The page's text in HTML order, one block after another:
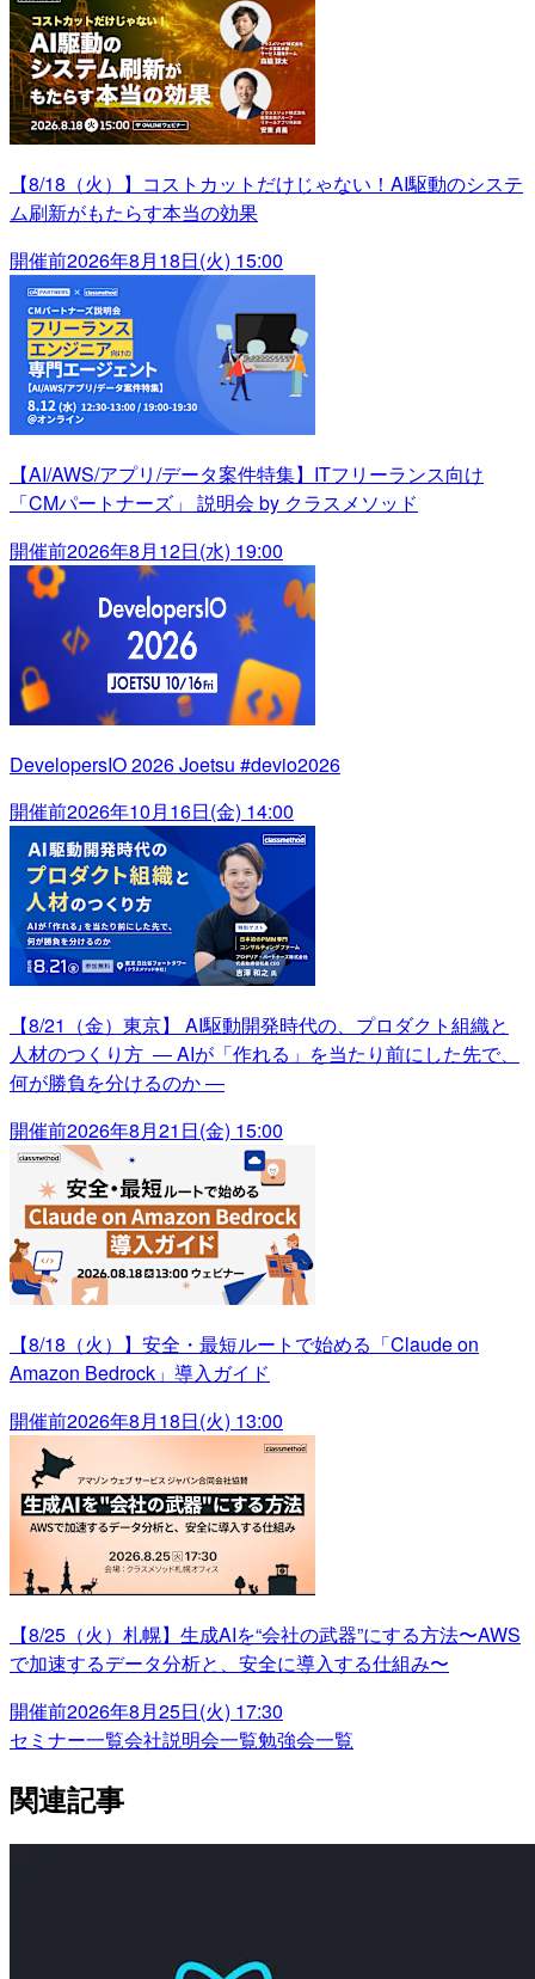
【8/18（火）】コストカットだけじゃない！AI駆動のシステ
ム刷新がもたらす本当の効果
開催前2026年8月18日(火) 15:00
【AI/AWS/アプリ/データ案件特集】ITフリーランス向け
「CMパートナーズ」 説明会 by クラスメソッド
開催前2026年8月12日(水) 19:00
DevelopersIO 2026 Joetsu #devio2026
開催前2026年10月16日(金) 14:00
【8/21（金）東京】 AI駆動開発時代の、プロダクト組織と
人材のつくり方 ― AIが「作れる」を当たり前にした先で、
何が勝負を分けるのか ―
開催前2026年8月21日(金) 15:00
【8/18（火）】安全・最短ルートで始める「Claude on
Amazon Bedrock」導入ガイド
開催前2026年8月18日(火) 13:00
【8/25（火）札幌】生成AIを“会社の武器”にする方法〜AWS
で加速するデータ分析と、安全に導入する仕組み〜
開催前2026年8月25日(火) 17:30
セミナー一覧会社説明会一覧勉強会一覧
関連記事